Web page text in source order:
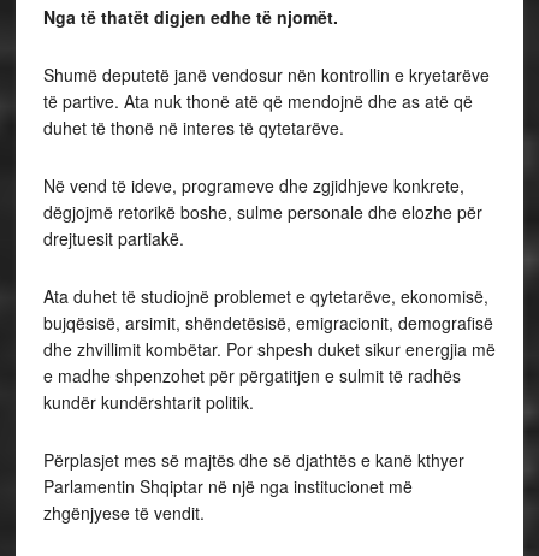
Nga të thatët digjen edhe të njomët.
Shumë deputetë janë vendosur nën kontrollin e kryetarëve
të partive. Ata nuk thonë atë që mendojnë dhe as atë që
duhet të thonë në interes të qytetarëve.
Në vend të ideve, programeve dhe zgjidhjeve konkrete,
dëgjojmë retorikë boshe, sulme personale dhe elozhe për
drejtuesit partiakë.
Ata duhet të studiojnë problemet e qytetarëve, ekonomisë,
bujqësisë, arsimit, shëndetësisë, emigracionit, demografisë
dhe zhvillimit kombëtar. Por shpesh duket sikur energjia më
e madhe shpenzohet për përgatitjen e sulmit të radhës
kundër kundërshtarit politik.
Përplasjet mes së majtës dhe së djathtës e kanë kthyer
Parlamentin Shqiptar në një nga institucionet më
zhgënjyese të vendit.